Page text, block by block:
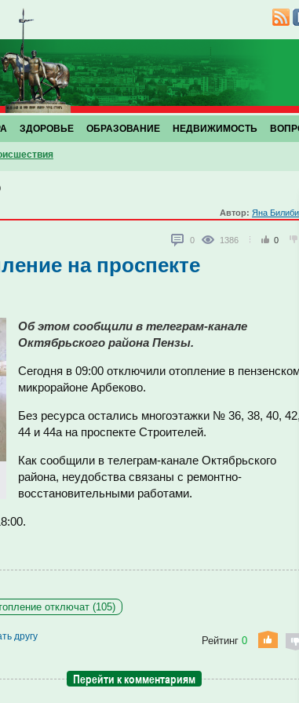
ЗДОРОВЬЕ ОБРАЗОВАНИЕ НЕДВИЖИМОСТЬ
Автор: Яна
0 1386 0
на проспекте
Об этом сообщили в телеграм-канале
Октябрьского района Пензы.
Сегодня в 09:00 отключили отопление в
микрорайоне Арбеково.
Без ресурса остались многоэтажки № 36, 38, 40,
44 и 44а на проспекте Строителей.
Как сообщили в телеграм-канале Октябрьского
района, неудобства связаны с ремонтно-
восстановительными работами.
отключат (105)
другу Рейтинг 0
Перейти к комментариям